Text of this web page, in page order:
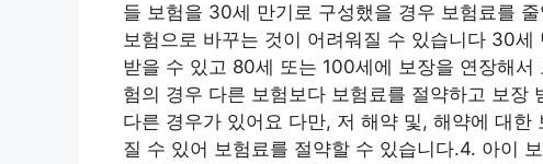
들 보험을 30세 만기로 구성했을 경우 보험료를
보험으로 바꾸는 것이 어려워질 수 있습니다 30
받을 수 있고 80세 또는 100세에 보장을 연장해
험의 경우 다른 보험보다 보험료를 절약하고 보장
다른 경우가 있어요 다만, 저 해약 및, 해약에 대
질 수 있어 보험료를 절약할 수 있습니다.4. 아이